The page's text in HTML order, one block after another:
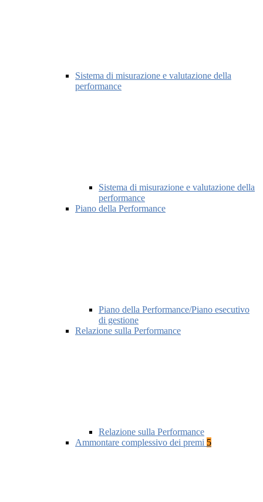
Sistema di misurazione e valutazione della
performance
Sistema di misurazione e valutazione della
performance
Piano della Performance
Piano della Performance/Piano esecutivo
di gestione
Relazione sulla Performance
Relazione sulla Performance
Ammontare complessivo dei premi 5